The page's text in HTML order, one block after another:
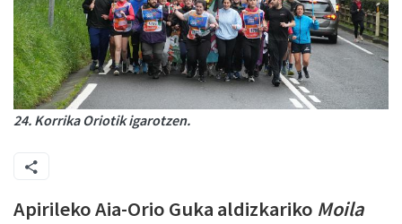
24. Korrika Oriotik igarotzen.
Apirileko Aia-Orio Guka aldizkariko Moila